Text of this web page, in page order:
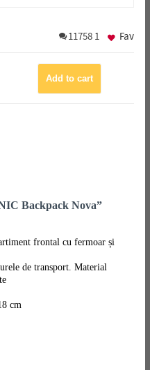
11758 1 Fav
Backpack Nova”
frontal cu fermoar și
de transport. Material
cm